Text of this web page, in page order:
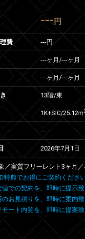
--- 円
費 ---円
---ヶ月 /---ヶ月
---ヶ月 /---ヶ月
13階/東
1K+SIC/25.12m
---
2026年7月1日
／実質フリーレント3ヶ月
特典でお得にご契約ください
での契約を、即時に提示致
お見積りを、即時に案内致
ート内覧を、即時に提案致